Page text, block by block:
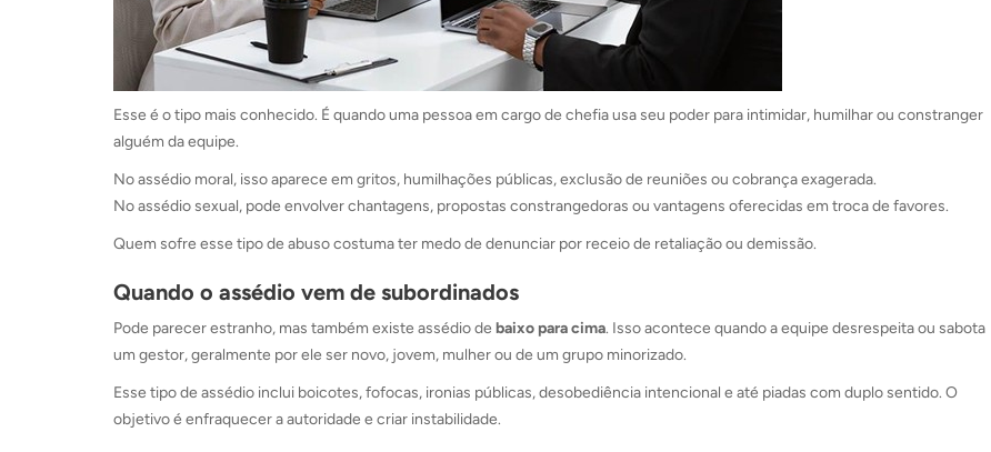
Esse é o tipo mais conhecido. É quando uma pessoa em cargo de chefia usa seu poder para intimidar, humilhar ou constranger
alguém da equipe.
No assédio moral, isso aparece em gritos, humilhações públicas, exclusão de reuniões ou cobrança exagerada.
No assédio sexual, pode envolver chantagens, propostas constrangedoras ou vantagens oferecidas em troca de favores.
Quem sofre esse tipo de abuso costuma ter medo de denunciar por receio de retaliação ou demissão.
Quando o assédio vem de subordinados
Pode parecer estranho, mas também existe assédio de baixo para cima. Isso acontece quando a equipe desrespeita ou sabota
um gestor, geralmente por ele ser novo, jovem, mulher ou de um grupo minorizado.
Esse tipo de assédio inclui boicotes, fofocas, ironias públicas, desobediência intencional e até piadas com duplo sentido. O
objetivo é enfraquecer a autoridade e criar instabilidade.